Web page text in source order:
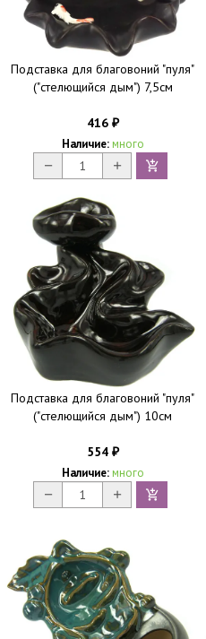
Подставка для благовоний "пуля"
("стелющийся дым") 7,5см
416 ₽
Наличие: много
Подставка для благовоний "пуля"
("стелющийся дым") 10см
554 ₽
Наличие: много